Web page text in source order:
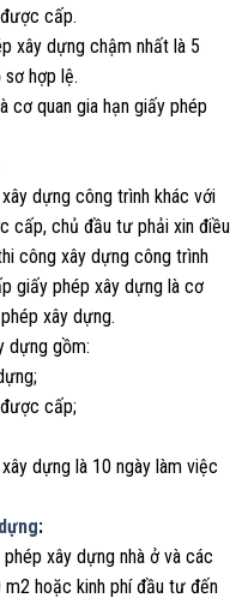
cấp.
xây dựng chậm nhất là 5
hợp lệ.
cơ quan gia hạn giấy phép
dựng công trình khác với
cấp, chủ đầu tư phải xin điều
công xây dựng công trình
giấy phép xây dựng là cơ
xây dựng.
dựng gồm:
cấp;
dựng là 10 ngày làm việc
:
xây dựng nhà ở và các
hoặc kinh phí đầu tư đến